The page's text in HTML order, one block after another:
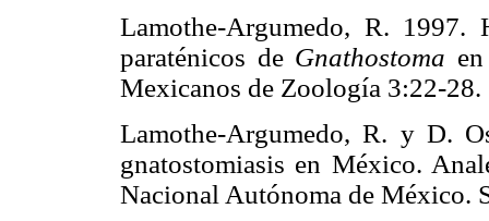
Lamothe-Argumedo, R. 1997.
paraténicos de Gnathostoma
Mexicanos de Zoología
Lamothe-Argumedo, R. y D.
gnatostomiasis en México.
Nacional Autónoma de